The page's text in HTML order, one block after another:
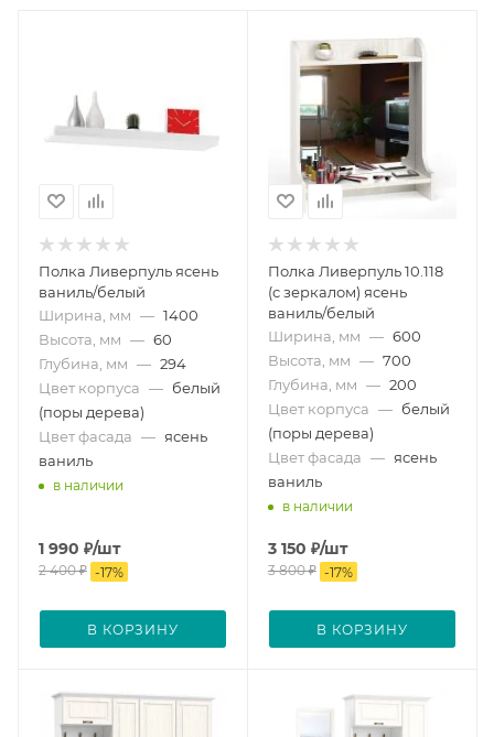
Полка Ливерпуль ясень
ваниль/белый
Ширина, мм — 1400
Высота, мм — 60
Глубина, мм — 294
Цвет корпуса — белый
(поры дерева)
Цвет фасада — ясень
ваниль
в наличии
1 990 ₽/шт
2 400₽ -17%
В КОРЗИНУ
Полка Ливерпуль 10.118
(с зеркалом) ясень
ваниль/белый
Ширина, мм — 600
Высота, мм — 700
Глубина, мм — 200
Цвет корпуса — белый
(поры дерева)
Цвет фасада — ясень
ваниль
в наличии
3 150 ₽/шт
3 800₽ -17%
В КОРЗИНУ